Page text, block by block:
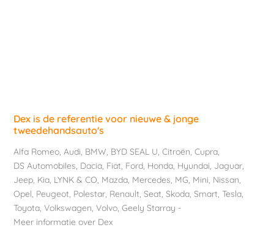
Dex is de referentie voor nieuwe & jonge
tweedehandsauto's
Alfa Romeo,Audi, BMW, BYD SEAL U,Citroën,Cupra,
DS Automobiles, Dacia, Fiat, Ford, Honda, Hyundai, Jaguar,
Jeep, Kia, LYNK & CO, Mazda, Mercedes, MG, Mini, Nissan,
Opel, Peugeot, Polestar, Renault,Seat,Skoda,Smart,Tesla,
Toyota,Volkswagen,Volvo,Geely Starray -
Meer informatie over Dex